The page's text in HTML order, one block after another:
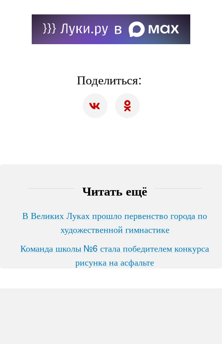
Поделиться:
Читать ещё
В Великих Луках прошло первенство города по
художественной гимнастике
Команда школы №6 стала победителем конкурса
рисунка на асфальте